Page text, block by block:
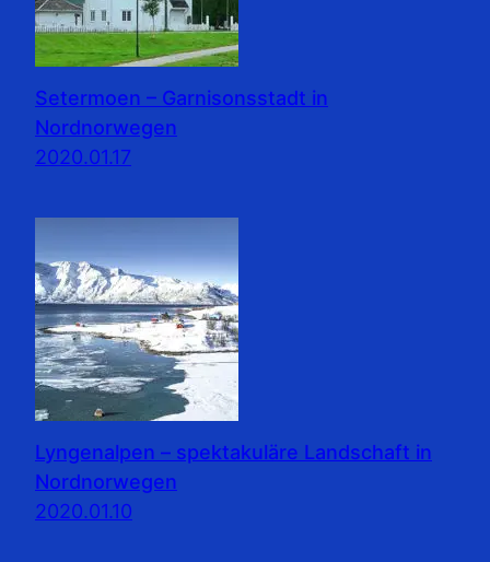
Setermoen – Garnisonsstadt in
Nordnorwegen
2020.01.17
Lyngenalpen – spektakuläre Landschaft in
Nordnorwegen
2020.01.10